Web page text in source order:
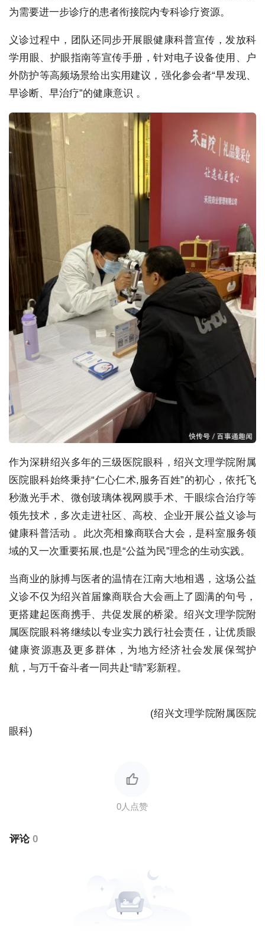
为需要进一步诊疗的患者衔接院内专科诊疗资源。
义诊过程中，团队还同步开展眼健康科普宣传，发放科
学用眼、护眼指南等宣传手册，针对电子设备使用、户
外防护等高频场景给出实用建议，强化参会者“早发现、
早诊断、早治疗”的健康意识 。
作为深耕绍兴多年的三级医院眼科，绍兴文理学院附属
医院眼科始终秉持“仁心仁术,服务百姓”的初心，依托飞
秒激光手术、微创玻璃体视网膜手术、干眼综合治疗等
领先技术，多次走进社区、高校、企业开展公益义诊与
健康科普活动 。此次亮相豫商联合大会，是科室服务领
域的又一次重要拓展,也是“公益为民”理念的生动实践。
当商业的脉搏与医者的温情在江南大地相遇，这场公益
义诊不仅为绍兴首届豫商联合大会画上了圆满的句号，
更搭建起医商携手、共促发展的桥梁。绍兴文理学院附
属医院眼科将继续以专业实力践行社会责任，让优质眼
健康资源惠及更多群体，为地方经济社会发展保驾护
航，与万千奋斗者一同共赴“睛”彩新程。
(绍兴文理学院附属医院
眼科)
评论 0